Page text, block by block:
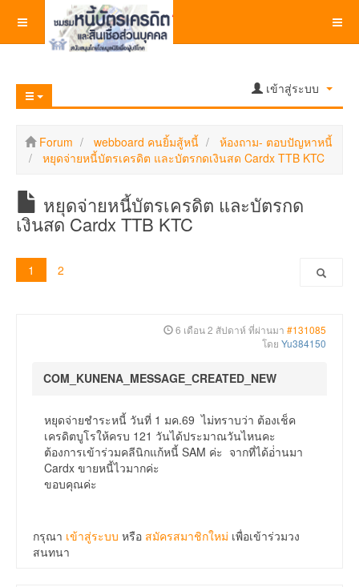
เข้าสู่ระบบ
Forum webboard คนยิ้มสู้หนี้
ห้องถาม- ตอบปัญหาหนี้
หยุดจ่ายหนี้บัตรเครดิต และบัตรกดเงินสด Cardx TTB KTC
หยุดจ่ายหนี้บัตรเครดิต และบัตรกด
เงินสด Cardx TTB KTC
1 2
6 เดือน 2 สัปดาห์ ที่ผ่านมา #131085
โดย Yu384150
COM_KUNENA_MESSAGE_CREATED_NEW
หยุดจ่ายชำระหนี้ วันที่ 1 มค.69 ไม่ทราบว่า ต้องเช็ค
เครดิตบูโรให้ครบ 121 วันได้ประมาณวันไหนคะ
ต้องการเข้าร่วมคลีนิกแก้หนี้ SAM ค่ะ จากที่ได้อ่่านมา
Cardx ขายหนี้ไวมากค่ะ
ขอบคุณค่ะ
กรุณา เข้าสู่ระบบ หรือ สมัครสมาชิกใหม่ เพื่อเข้าร่วมวง
สนทนา